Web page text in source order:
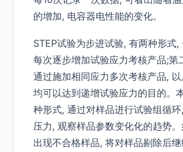
的增加, 电容器电性能的变化。
STEP试验为步进试验, 有两种形式,
每次逐步增加试验应力考核产品;第
通过施加相同应力多次考核产品,
均可以达到递增试验应力的目的。
种形式, 通过对样品进行试验组循
压力, 观察样品参数变化化的趋势
出现不合格样品, 将对样品剔除后